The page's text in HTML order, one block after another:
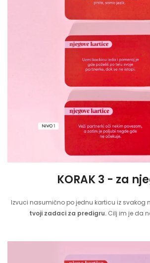
KORAK 3 - za
Izvuci nasumično po jednu karticu iz svakog
tvoji zadaci za predigru. Cilj im je da